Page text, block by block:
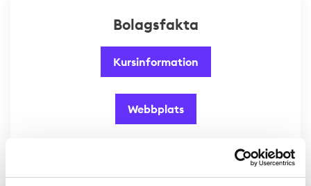
Bolagsfakta
Kursinformation
Webbplats